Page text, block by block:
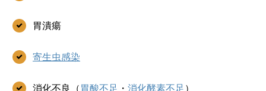
胃潰瘍
寄生虫感染
消化不良（ 胃酸不足 ・ 消化酵素不足 ）